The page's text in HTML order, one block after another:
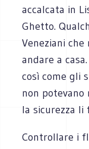
accalcata in
Ghetto.
Veneziani
andare a
così come gli
non
la sicurezza li
Controllare i